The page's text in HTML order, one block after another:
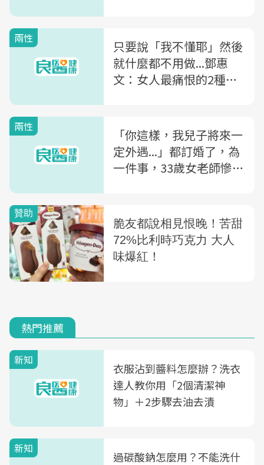
兩性
只要說「我不懂耶」然後
就什麼都不用做...鄧惠
文：女人最痛恨的2種女
兩性
「你這樣，我兒子將來一
定外遇...」都訂婚了，為
一件事，33歲女老師慘被
熱門推薦
新知
衣服沾到醬料怎麼辦？洗衣
達人教你用「2個清潔神
物」＋2步驟去油去漬
新知
過碳酸鈉怎麼用？不能洗什